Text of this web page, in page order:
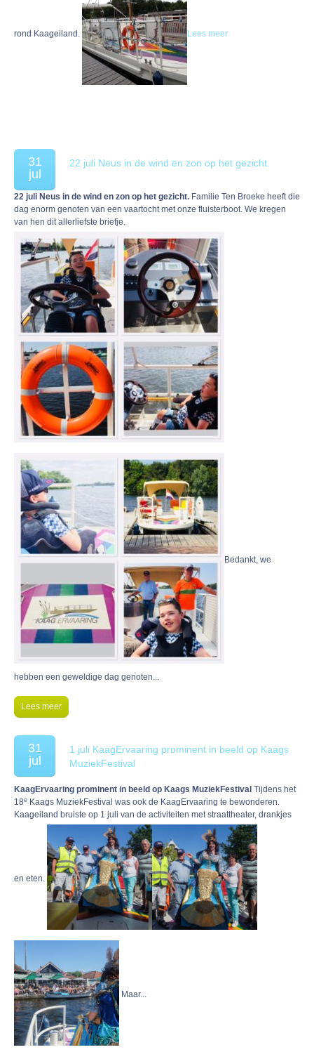
rond Kaageiland. Lees meer
31
jul
22 juli Neus in de wind en zon op het gezicht.
22 juli Neus in de wind en zon op het gezicht. Familie Ten Broeke heeft die
dag enorm genoten van een vaartocht met onze fluisterboot. We kregen
van hen dit allerliefste briefje.
Bedankt, we
hebben een geweldige dag genoten...
Lees meer
31
jul
1 juli KaagErvaaring prominent in beeld op Kaags
MuziekFestival
KaagErvaaring prominent in beeld op Kaags MuziekFestival Tijdens het
18e Kaags MuziekFestival was ook de KaagErvaaring te bewonderen.
Kaageiland bruiste op 1 juli van de activiteiten met straattheater, drankjes
en eten.
Maar...